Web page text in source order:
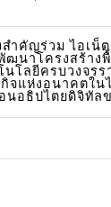
ำคัญร่วม ไอเน็
ฒนาโครงสร้าง
โลยีครบวงจรร
จแห่งอนาคตใน
อธิปไตยดิจิทัล